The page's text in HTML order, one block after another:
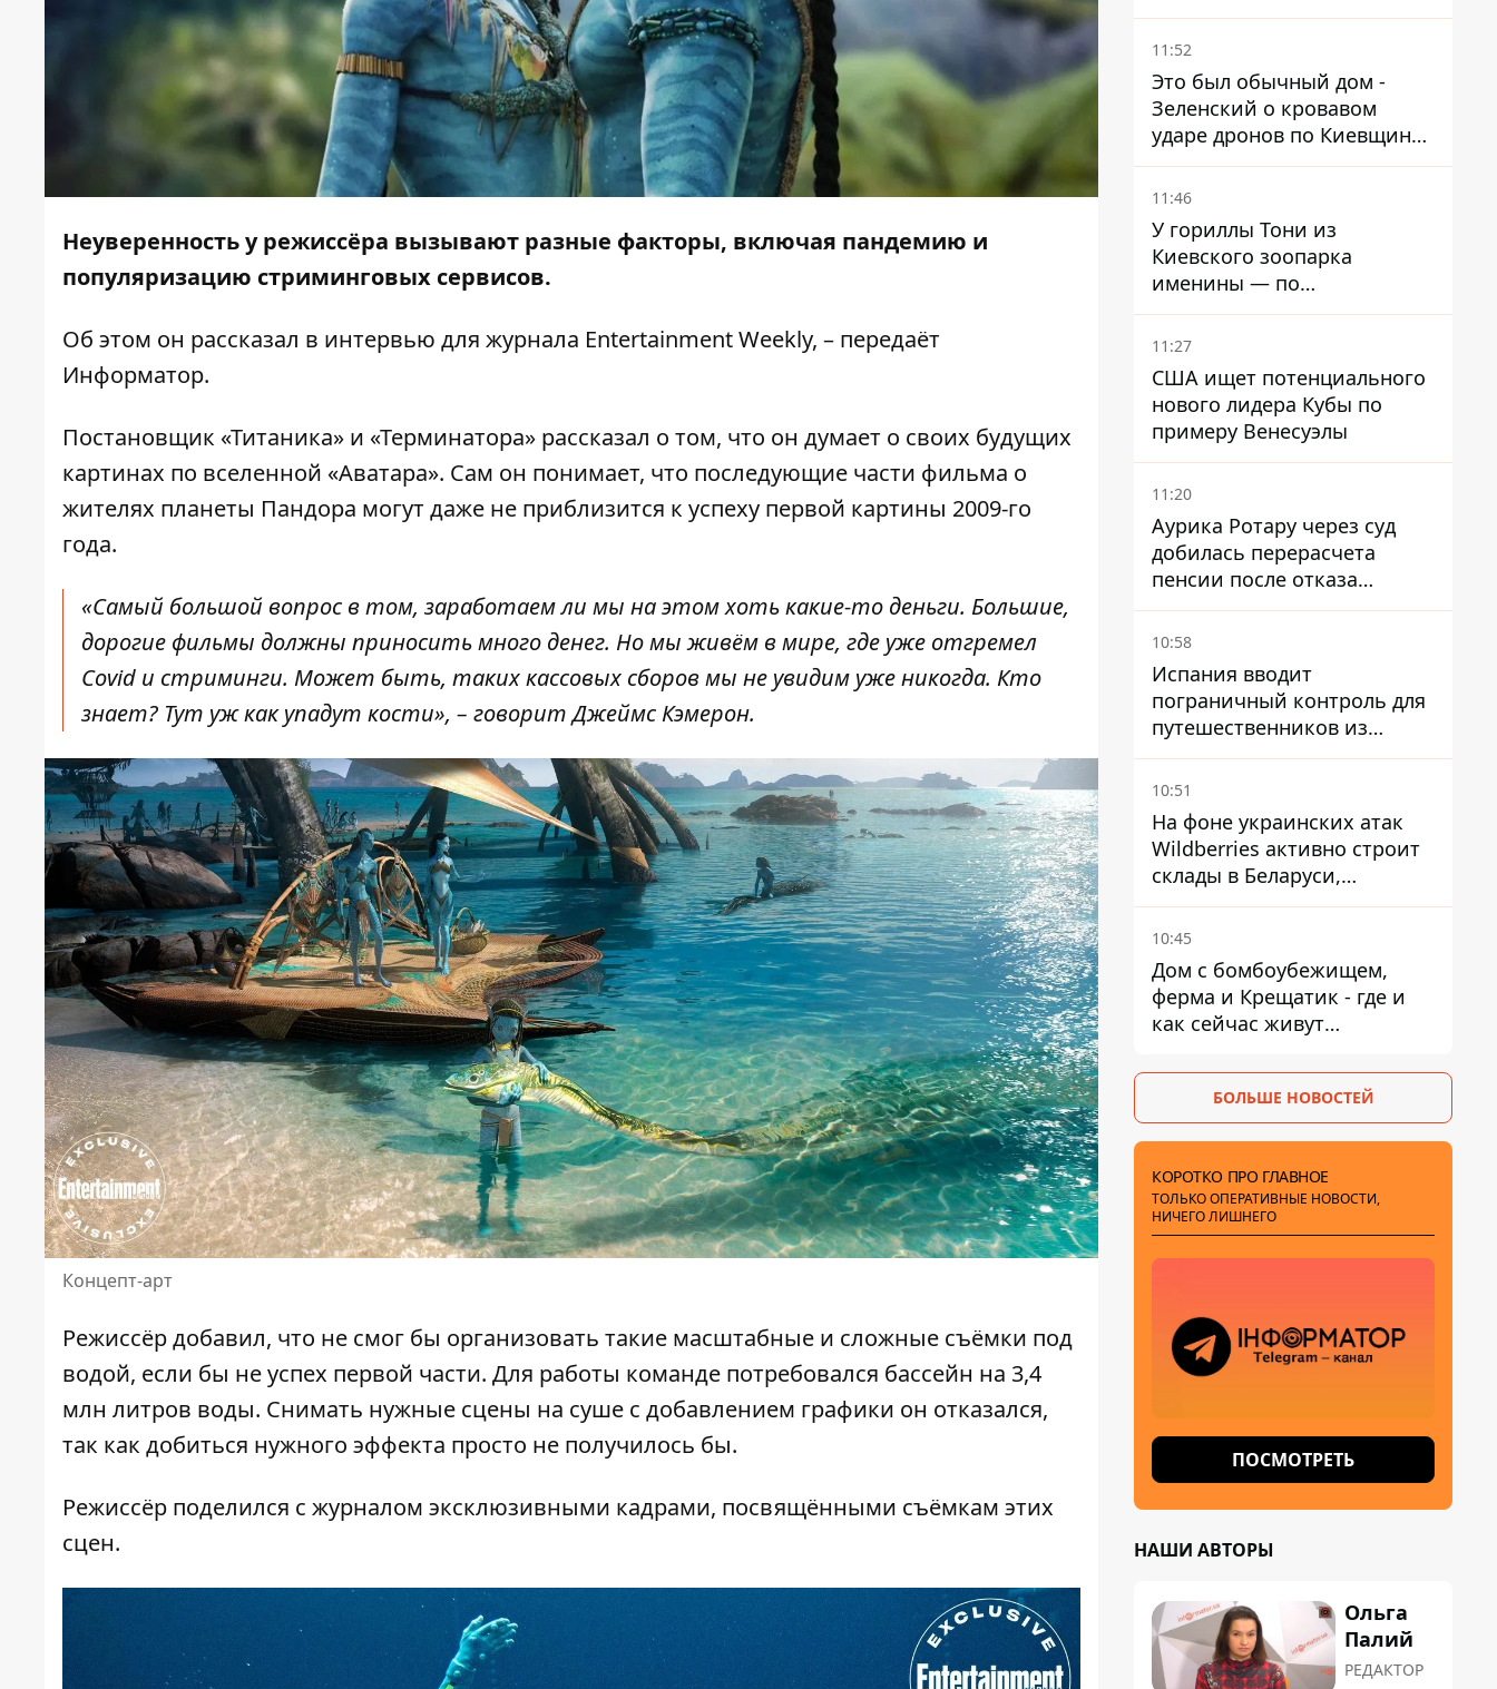
Неуверенность у режиссёра вызывают разные факторы, включая пандемию и
популяризацию стриминговых сервисов.
Об этом он рассказал в интервью для журнала Entertainment Weekly, – передаёт
Информатор.
Постановщик «Титаника» и «Терминатора» рассказал о том, что он думает о своих будущих
картинах по вселенной «Аватара». Сам он понимает, что последующие части фильма о
жителях планеты Пандора могут даже не приблизится к успеху первой картины 2009-го
года.
«Самый большой вопрос в том, заработаем ли мы на этом хоть какие-то деньги. Большие,
дорогие фильмы должны приносить много денег. Но мы живём в мире, где уже отгремел
Covid и стриминги. Может быть, таких кассовых сборов мы не увидим уже никогда. Кто
знает? Тут уж как упадут кости», – говорит Джеймс Кэмерон.
Концепт-арт
Режиссёр добавил, что не смог бы организовать такие масштабные и сложные съёмки под
водой, если бы не успех первой части. Для работы команде потребовался бассейн на 3,4
млн литров воды. Снимать нужные сцены на суше с добавлением графики он отказался,
так как добиться нужного эффекта просто не получилось бы.
Режиссёр поделился с журналом эксклюзивными кадрами, посвящёнными съёмкам этих
сцен.
ребенка
11:52
Это был обычный дом -
Зеленский о кровавом
ударе дронов по Киевщине,
где погибли дедушка,
бабушка и их малолетний
11:46
У гориллы Тони из
Киевского зоопарка
именины — по
человеческим меркам ему
уже больше 90 лет
11:27
США ищет потенциального
нового лидера Кубы по
примеру Венесуэлы
11:20
Аурика Ротару через суд
добилась перерасчета
пенсии после отказа
Пенсионного фонда
10:58
Испания вводит
пограничный контроль для
путешественников из
Италии из-за
миграционного конфликта
10:51
На фоне украинских атак
Wildberries активно строит
склады в Беларуси,
Казахстане, Узбекистане
10:45
Дом с бомбоубежищем,
ферма и Крещатик - где и
как сейчас живут
БОЛЬШЕ НОВОСТЕЙ
КОРОТКО ПРО ГЛАВНОЕ
ТОЛЬКО ОПЕРАТИВНЫЕ НОВОСТИ,
НИЧЕГО ЛИШНЕГО
ПОСМОТРЕТЬ
НАШИ АВТОРЫ
Ольга
Палий
РЕДАКТОР